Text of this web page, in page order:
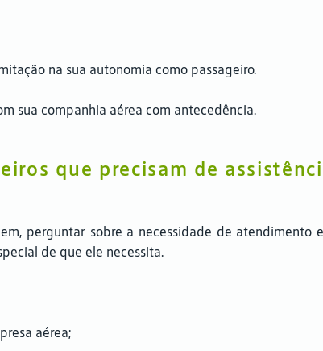
na sua autonomia como passageiro.
sua companhia aérea com antecedência.
que precisam de
perguntar sobre a necessidade de atendimento
de que ele necessita.
aérea;